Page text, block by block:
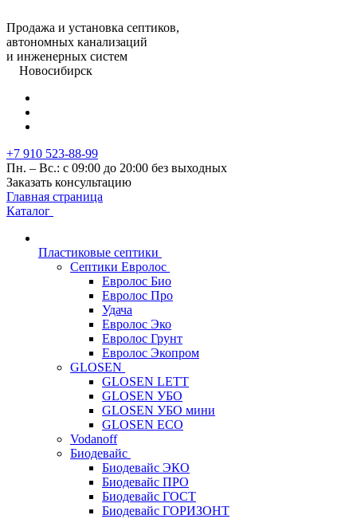
Продажа и установка септиков,
автономных канализаций
и инженерных систем
Новосибирск
+7 910 523-88-99
Пн. – Вс.: с 09:00 до 20:00 без выходных
Заказать консультацию
Главная страница
Каталог
Пластиковые септики
Септики Евролос
Евролос Био
Евролос Про
Удача
Евролос Эко
Евролос Грунт
Евролос Экопром
GLOSEN
GLOSEN LETT
GLOSEN УБО
GLOSEN УБО мини
GLOSEN ECO
Vodanoff
Биодевайс
Биодевайс ЭКО
Биодевайс ПРО
Биодевайс ГОСТ
Биодевайс ГОРИЗОНТ